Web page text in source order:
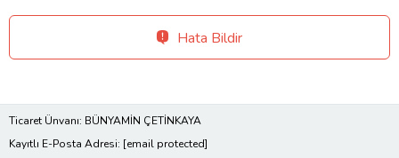
Hata Bildir
Ticaret Ünvanı: BÜNYAMİN ÇETİNKAYA
Kayıtlı E-Posta Adresi: [email protected]